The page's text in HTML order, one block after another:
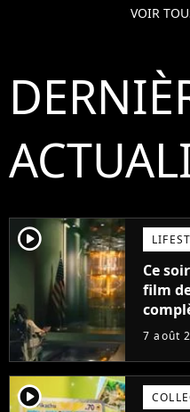
VOIR
player2
Ce
film
aurait
7 août
player2